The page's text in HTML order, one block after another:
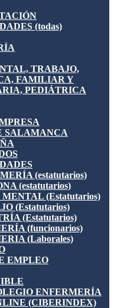
(todas)
TRABAJO,
FAMILIAR Y
PEDIÁTRICA
SALAMANCA
(estatutarios)
(estatutarios)
(Estatutarios)
(Estatutarios)
(Estatutarios)
(funcionarios)
(Laborales)
EMPLEO
ENFERMERÍA
(CIBERINDEX)